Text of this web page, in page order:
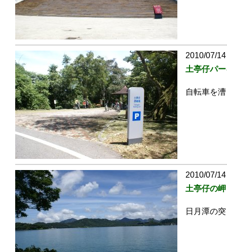
2010/07/
土亭仔パ
自転車を
2010/07/
土亭仔の岬
日月潭の